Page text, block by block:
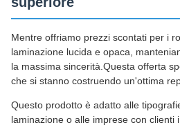
Mentre offriamo prezzi scontati per i
laminazione lucida e opaca,
la massima sincerità.Questa offerta
che si stanno costruendo un'ottima
Questo prodotto è adatto alle
laminazione o alle imprese con clienti